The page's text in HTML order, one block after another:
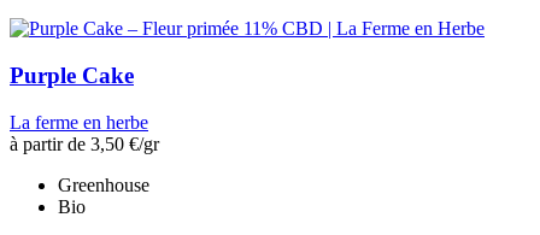
Purple Cake
La ferme en herbe
à partir de 3,50 €/gr
Greenhouse
Bio